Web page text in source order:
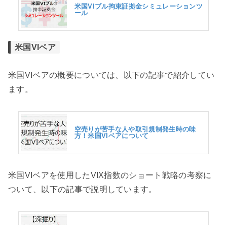
米国VIブル拘束証拠金シミュレーションツ
ール
米国VIベア
米国VIベアの概要については、以下の記事で紹介してい
ます。
空売りが苦手な人や取引規制発生時の味
方！米国VIベアについて
米国VIベアを使用したVIX指数のショート戦略の考察に
ついて、以下の記事で説明しています。